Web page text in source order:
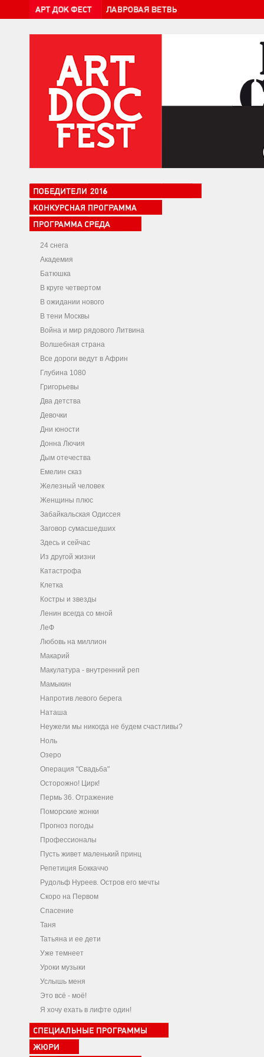
24 снега
Академия
Батюшка
В круге четвертом
В ожидании нового
В тени Москвы
Война и мир рядового Литвина
Волшебная страна
Все дороги ведут в Африн
Глубина 1080
Григорьевы
Два детства
Девочки
Дни юности
Донна Лючия
Дым отечества
Емелин сказ
Железный человек
Женщины плюс
Забайкальская Одиссея
Заговор сумасшедших
Здесь и сейчас
Из другой жизни
Катастрофа
Клетка
Костры и звезды
Ленин всегда со мной
ЛеФ
Любовь на миллион
Макарий
Макулатура - внутренний реп
Мамыкин
Напротив левого берега
Наташа
Неужели мы никогда не будем счастливы?
Ноль
Озеро
Операция "Свадьба"
Осторожно! Цирк!
Пермь 36. Отражение
Поморские жонки
Прогноз погоды
Профессионалы
Пусть живет маленький принц
Репетиция Боккаччо
Рудольф Нуреев. Остров его мечты
Скоро на Первом
Спасение
Таня
Татьяна и ее дети
Уже темнеет
Уроки музыки
Услышь меня
Это всё - моё!
Я хочу ехать в лифте один!